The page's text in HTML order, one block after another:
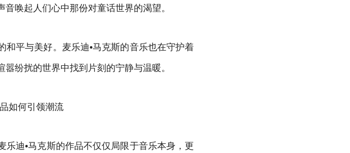
唤起人们心中那份对童话世界的渴望。
平与美好。麦乐迪•马克斯的音乐也在守护着
纷扰的世界中找到片刻的宁静与温暖。
如何引领潮流
迪•马克斯的作品不仅仅局限于音乐本身，更